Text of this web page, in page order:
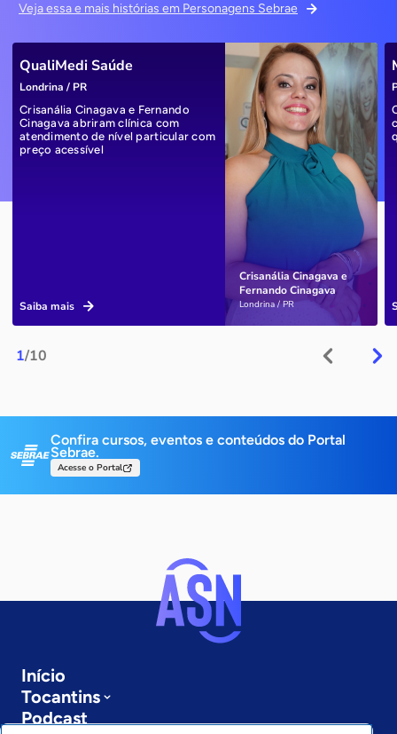
Veja essa e mais histórias em Personagens Sebrae
1/10
Crisanália Cinagava e
Fernando Cinagava
Londrina / PR
QualiMedi Saúde
Londrina / PR
Crisanália Cinagava e Fernando
Cinagava abriram clínica com
atendimento de nível particular com
preço acessível
Saiba mais
Confira cursos, eventos e conteúdos do Portal
Sebrae.
Acesse o Portal
Início
Tocantins
Podcast